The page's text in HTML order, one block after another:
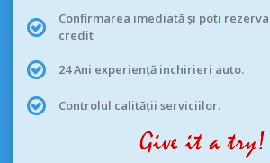
Confirmarea imediată și poti
credit
24 Ani experiență inchirieri auto.
Controlul calității serviciilor.